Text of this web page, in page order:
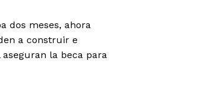
dos meses, ahora
a construir e
la beca para